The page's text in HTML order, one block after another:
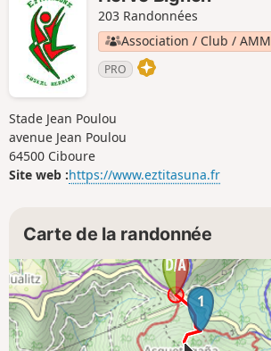
203 Randonnées
Association / Club / AMM
PRO
Stade Jean Poulou
avenue Jean Poulou
64500 Ciboure
Site web :https://www.eztitasuna.fr
Carte de la randonnée
1